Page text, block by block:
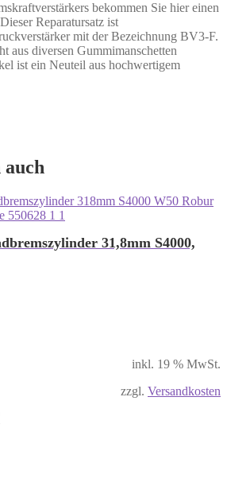
bekommen Sie hier einen
Reparatursatz ist
mit der Bezeichnung BV3-F.
aus diversen Gummimanschetten
ist ein Neuteil aus hochwertigem
auch
31,8mm S4000,
inkl. 19 % MwSt.
zzgl. Versandkosten